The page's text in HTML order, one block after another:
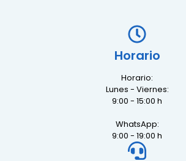
Horario
Horario:
Lunes - Viernes:
9:00 - 15:00 h
WhatsApp:
9:00 - 19:00 h